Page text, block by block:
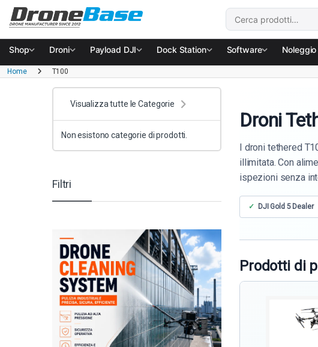
Salta alla navigazione
Salta al contenuto
Cerca:
Shop Droni Payload DJI Dock Station Software Noleggio
Home T100
Droni
I droni tethered
illimitata. Con
ispezioni senza
DJI Gold 5 Dealer
Prodotti di
Visualizza tutte le Categorie
Non esistono categorie di prodotti.
Filtri